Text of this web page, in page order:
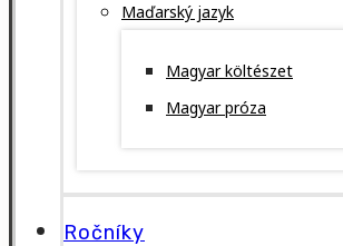
Maďarský jazyk
Magyar költészet
Magyar próza
Ročníky